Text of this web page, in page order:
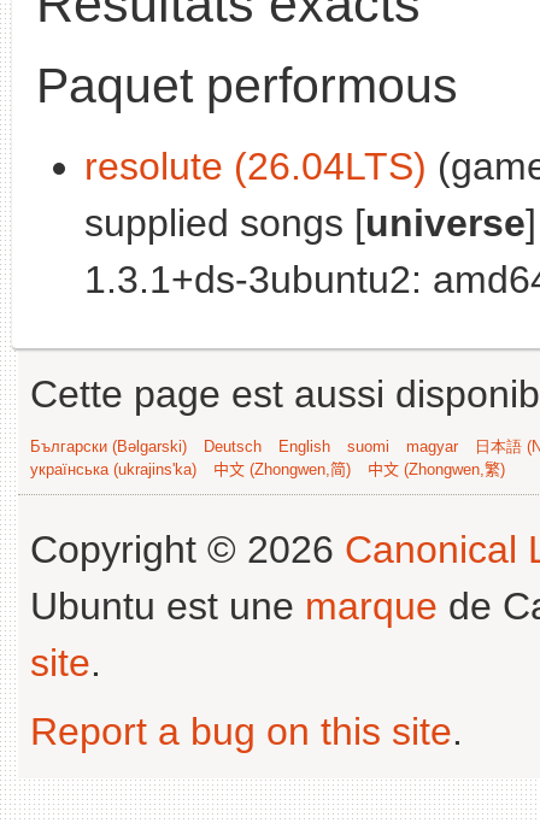
Paquet performous
resolute (26.04LTS)
supplied songs [universe]
1.3.1+ds-3ubuntu2:
Cette page est aussi
Български (Bəlgarski) Deutsch English suomi magyar
日本語
українська (ukrajins'ka)
中文 (Zhongwen,简) 中文 (Zhongwen,繁)
Copyright © 2026 Canonical
Ubuntu est une marque de
site.
Report a bug on this site.